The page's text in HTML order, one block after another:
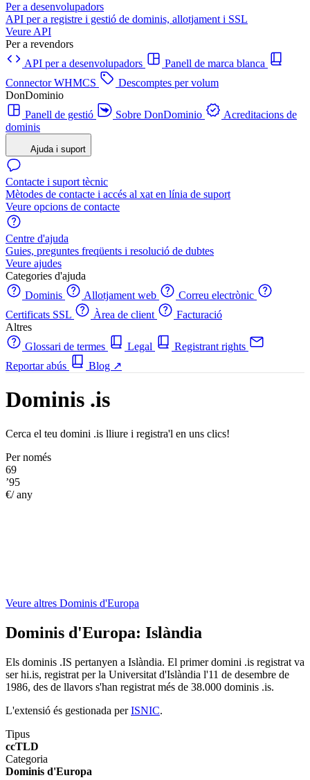
Per a desenvolupadors
API per a registre i gestió de dominis, allotjament i SSL
Veure API
Per a revendors
API per a desenvolupadors
Panell de marca blanca
Connector WHMCS
Descomptes per volum
DonDominio
Panell de gestió
Sobre DonDominio
Acreditacions de
dominis
Ajuda i suport
Contacte i suport tècnic
Mètodes de contacte i accés al xat en línia de suport
Veure opcions de contacte
Centre d'ajuda
Guies, preguntes freqüents i resolució de dubtes
Veure ajudes
Categories d'ajuda
Dominis
Allotjament web
Correu electrònic
Certificats SSL
Àrea de client
Facturació
Altres
Glossari de termes
Legal
Registrant rights
Reportar abús
Blog ↗
Dominis .is
Cerca el teu domini .is lliure i registra'l en uns clics!
Per només
69
’95
€/ any
Veure altres Dominis d'Europa
Dominis d'Europa: Islàndia
Els dominis .IS pertanyen a Islàndia. El primer domini .is registrat va
ser hi.is, registrat per la Universitat d'Islàndia l'11 de desembre de
1986, des de llavors s'han registrat més de 38.000 dominis .is.
L'extensió és gestionada perISNIC.
Tipus
ccTLD
Categoria
Dominis d'Europa